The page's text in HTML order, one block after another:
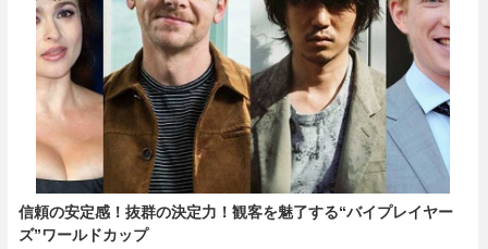
信頼の安定感！抜群の決定力！観客を魅了する“バイプレイヤー
ズ”ワールドカップ